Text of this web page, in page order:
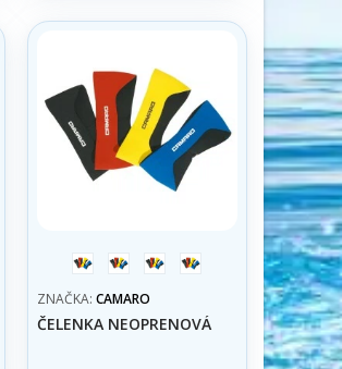
modráčernážlutá červená
ZNAČKA: CAMARO
ČELENKA NEOPRENOVÁ